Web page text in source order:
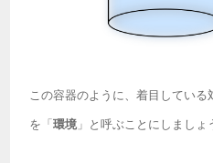
この容器のように、着目している
を「環境 」と呼ぶことにしましょ